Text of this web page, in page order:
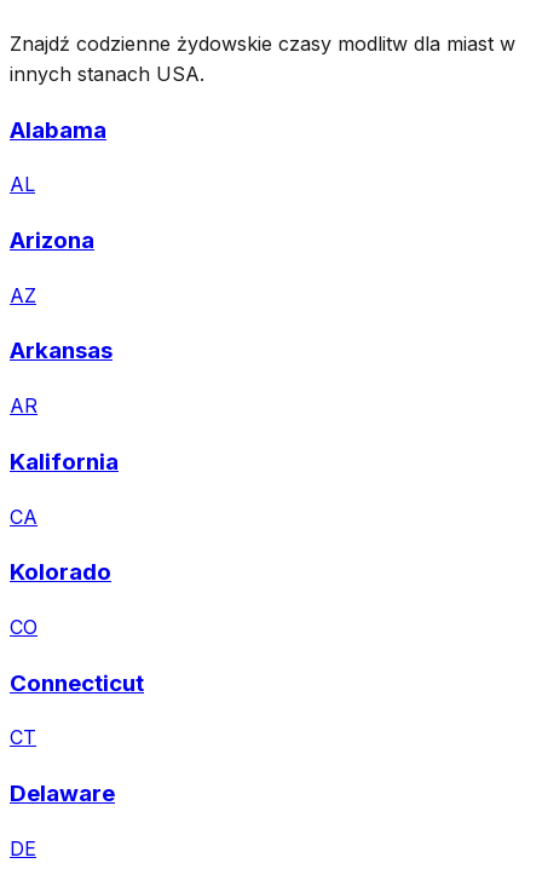
Znajdź codzienne żydowskie czasy modlitw dla miast w
innych stanach USA.
Alabama
AL
Arizona
AZ
Arkansas
AR
Kalifornia
CA
Kolorado
CO
Connecticut
CT
Delaware
DE